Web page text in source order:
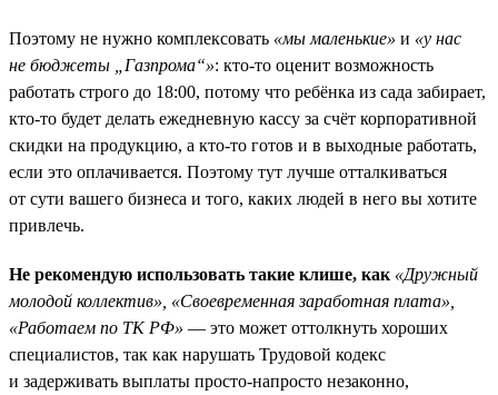
Поэтому не нужно комплексовать «мы маленькие» и «у нас
не бюджеты „Газпрома“»: кто-то оценит возможность
работать строго до 18:00, потому что ребёнка из сада забирает,
кто-то будет делать ежедневную кассу за счёт корпоративной
скидки на продукцию, а кто-то готов и в выходные работать,
если это оплачивается. Поэтому тут лучше отталкиваться
от сути вашего бизнеса и того, каких людей в него вы хотите
привлечь.
Не рекомендую использовать такие клише, как «Дружный
молодой коллектив», «Своевременная заработная плата»,
«Работаем по ТК РФ» — это может оттолкнуть хороших
специалистов, так как нарушать Трудовой кодекс
и задерживать выплаты просто-напросто незаконно,